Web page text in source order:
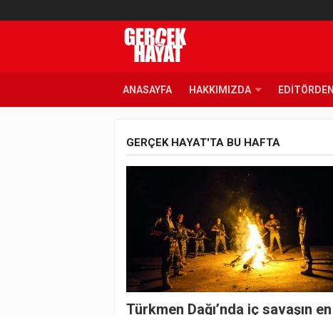
ANASAYFA HAKKIMIZDA EDITÖRDEN
GERÇEK HAYAT'TA BU HAFTA
Türkmen Dağı’nda iç savaşın en